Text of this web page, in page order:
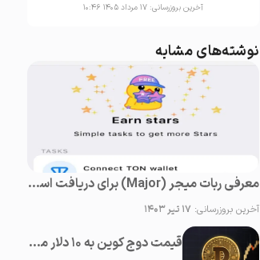
آخرین بروزرسانی: ۱۷ مرداد ۱۴۰۵ ۱۰:۴۶
نوشته‌های مشابه
معرفی ربات میجر (Major) برای دریافت استارز (Stars) رایگان در تلگرام
آخرین بروزرسانی: ۱۷ تیر ۱۴۰۳
قیمت دوج کوین به ۱۰ دلار می‌رسد!